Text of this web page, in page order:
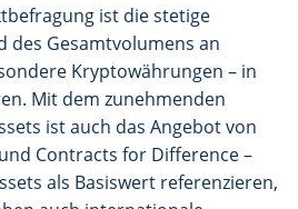
ist die stetige
des Gesamtvolumens an
Kryptowährungen – in
Mit dem zunehmenden
ist auch das Angebot von
Contracts for Difference –
als Basiswert referenzieren,